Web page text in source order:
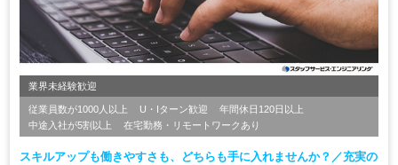
業界未経験歓迎
従業員数が1000人以上 U・Iターン歓迎
年間休日120日以上
中途入社が5割以上
在宅勤務・リモートワークあり
スキルアップも働きやすさも、どちらも手に入れませんか？／充実の